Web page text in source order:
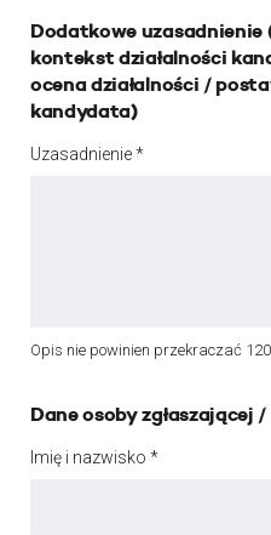
Dodatkowe uzasadnienie
kontekst działalności
ocena działalności /
kandydata)
Uzasadnienie *
Opis nie powinien przekraczać
Dane osoby zgłaszającej
Imię i nazwisko *